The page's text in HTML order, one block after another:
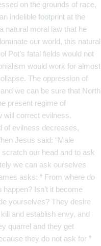
on the grounds of race,
indelible footprint at the
natural moral law that he
our world, this natural
Pot’s fatal fields would not
would work for almost
The oppression of
we can be sure that North
present regime of
will correct evilness.
of evilness decreases,
Jesus said: “Male
our head and to ask
we can ask ourselves
asks: “ From where do
Isn’t it become
yourselves? They desire
and establish envy, and
quarrel and they get
they do not ask for ”